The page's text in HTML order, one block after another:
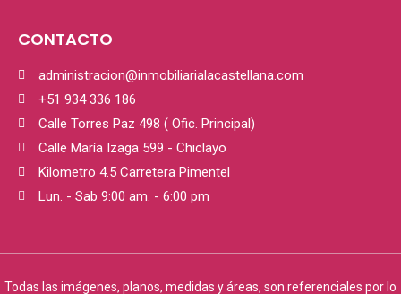
CONTACTO
administracion@inmobiliarialacastellana.com
+51 934 336 186
Calle Torres Paz 498 ( Ofic. Principal)
Calle María Izaga 599 - Chiclayo
Kilometro 4.5 Carretera Pimentel
Lun. - Sab 9:00 am. - 6:00 pm
Todas las imágenes, planos, medidas y áreas, son referenciales por lo